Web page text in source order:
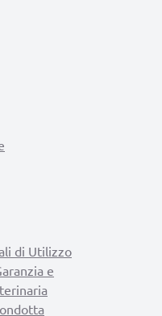
di Utilizzo
e